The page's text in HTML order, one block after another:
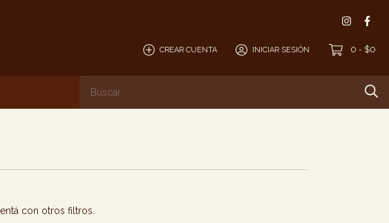
CREAR CUENTA INICIAR SESIÓN 0 - $0
con otros filtros.